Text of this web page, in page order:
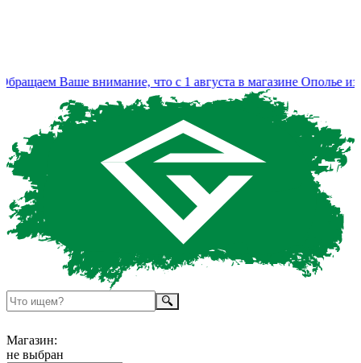
Ваше внимание, что с 1 августа в магазине Ополье
Магазин:
не выбран